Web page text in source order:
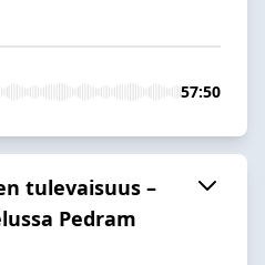
57:50
tulevaisuus –
Pedram